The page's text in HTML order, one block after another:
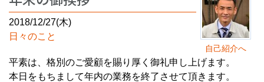
自己紹介へ
2018/12/27(木)
日々のこと
平素は、格別のご愛顧を賜り厚く御礼申し上げます。
本日をもちまして年内の業務を終了させて頂きます。